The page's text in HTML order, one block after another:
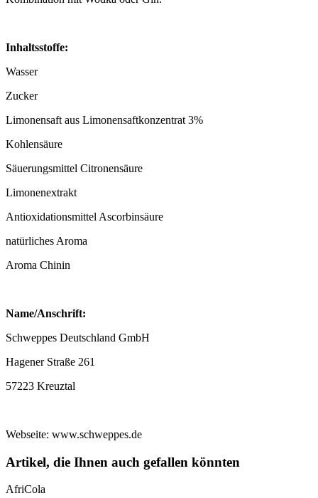
Inhaltsstoffe:
Wasser
Zucker
Limonensaft aus Limonensaftkonzentrat 3%
Kohlensäure
Säuerungsmittel Citronensäure
Limonenextrakt
Antioxidationsmittel Ascorbinsäure
natürliches Aroma
Aroma Chinin
Name/Anschrift:
Schweppes Deutschland GmbH
Hagener Straße 261
57223 Kreuztal
Webseite: www.schweppes.de
Artikel, die Ihnen auch gefallen könnten
AfriCola